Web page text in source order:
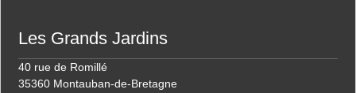
Les Grands Jardins
40 rue de Romillé
35360 Montauban-de-Bretagne